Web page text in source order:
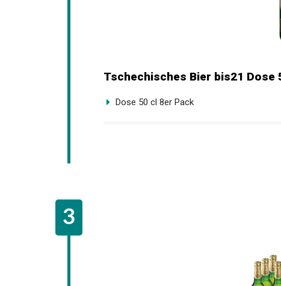
Tschechisches Bier bis21 Dose
Dose 50 cl 8er Pack